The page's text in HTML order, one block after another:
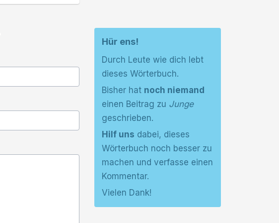
Hür ens!
Durch Leute wie dich lebt
dieses Wörterbuch.
Bisher hat noch niemand
einen Beitrag zu Junge
geschrieben.
Hilf uns dabei, dieses
Wörterbuch noch besser zu
machen und verfasse einen
Kommentar.
Vielen Dank!